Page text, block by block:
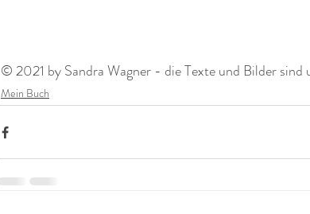
© 2021 by Sandra Wagner - die Texte und Bilder
Mein Buch